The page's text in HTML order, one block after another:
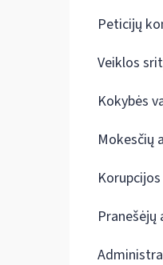
Peticijų
Veiklos
Kokybės
Mokesčių
Pranešėjų